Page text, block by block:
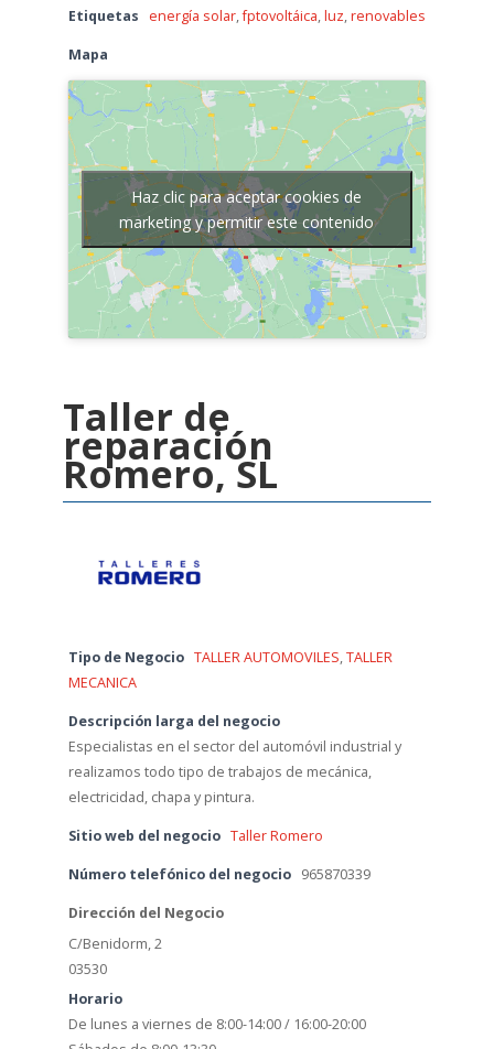
Etiquetas energía solar,fptovoltáica,luz,renovables
Mapa
Haz clic para aceptar cookies de
marketing y permitir este contenido
Taller de
reparación
Romero, SL
Tipo de Negocio TALLER AUTOMOVILES,TALLER
MECANICA
Descripción larga del negocio
Especialistas en el sector del automóvil industrial y
realizamos todo tipo de trabajos de mecánica,
electricidad, chapa y pintura.
Sitio web del negocio Taller Romero
Número telefónico del negocio 965870339
Dirección del Negocio
C/Benidorm, 2
03530
Horario
De lunes a viernes de 8:00-14:00 / 16:00-20:00